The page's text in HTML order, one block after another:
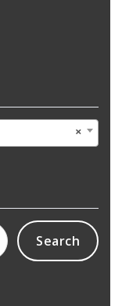
×
Search